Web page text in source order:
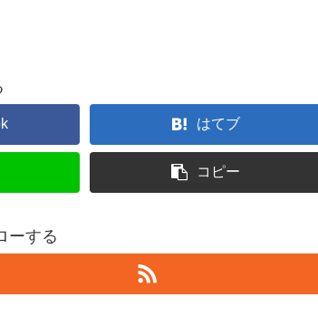
はてブ
コピー
ーする